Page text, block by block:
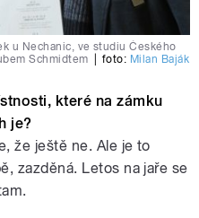
u Nechanic, ve studiu Českého
Schmidtem
foto: Milan Baják
které na zámku
je?
že ještě ne. Ale je to
zazděná. Letos na jaře se